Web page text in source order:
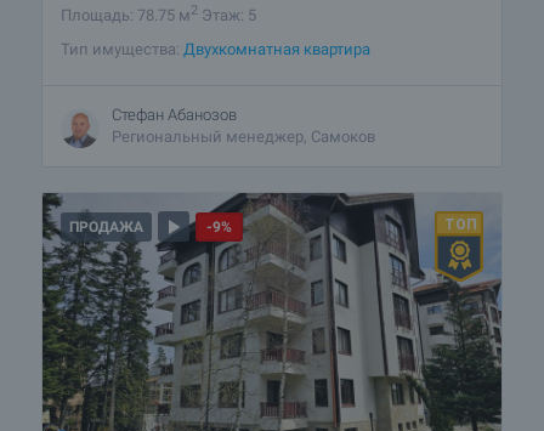
Площадь: 78.75 м2 Этаж: 5
Тип имущества: Двухкомнатная квартира
Стефан Абанозов
Региональный менеджер, Самоков
ПРОДАЖА -9%